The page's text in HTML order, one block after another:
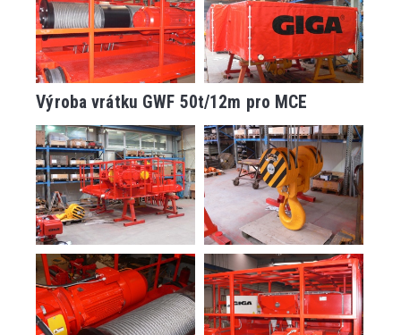
Výroba vrátku GWF 50t/12m pro MCE